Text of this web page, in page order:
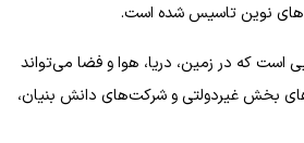
های نوین تاسیس شده است.
است که در زمین، دریا، هوا و فضا می‌تواند
بخش غیردولتی و شرکت‌های دانش بنیان،